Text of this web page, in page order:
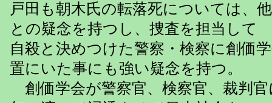
戸田も朝木氏の転落死については、
との疑念を持つし、捜査を担当して
自殺と決めつけた警察・検察に創価
置にいた事にも強い疑念を持つ。
創価学会が警察官、検察官、裁判